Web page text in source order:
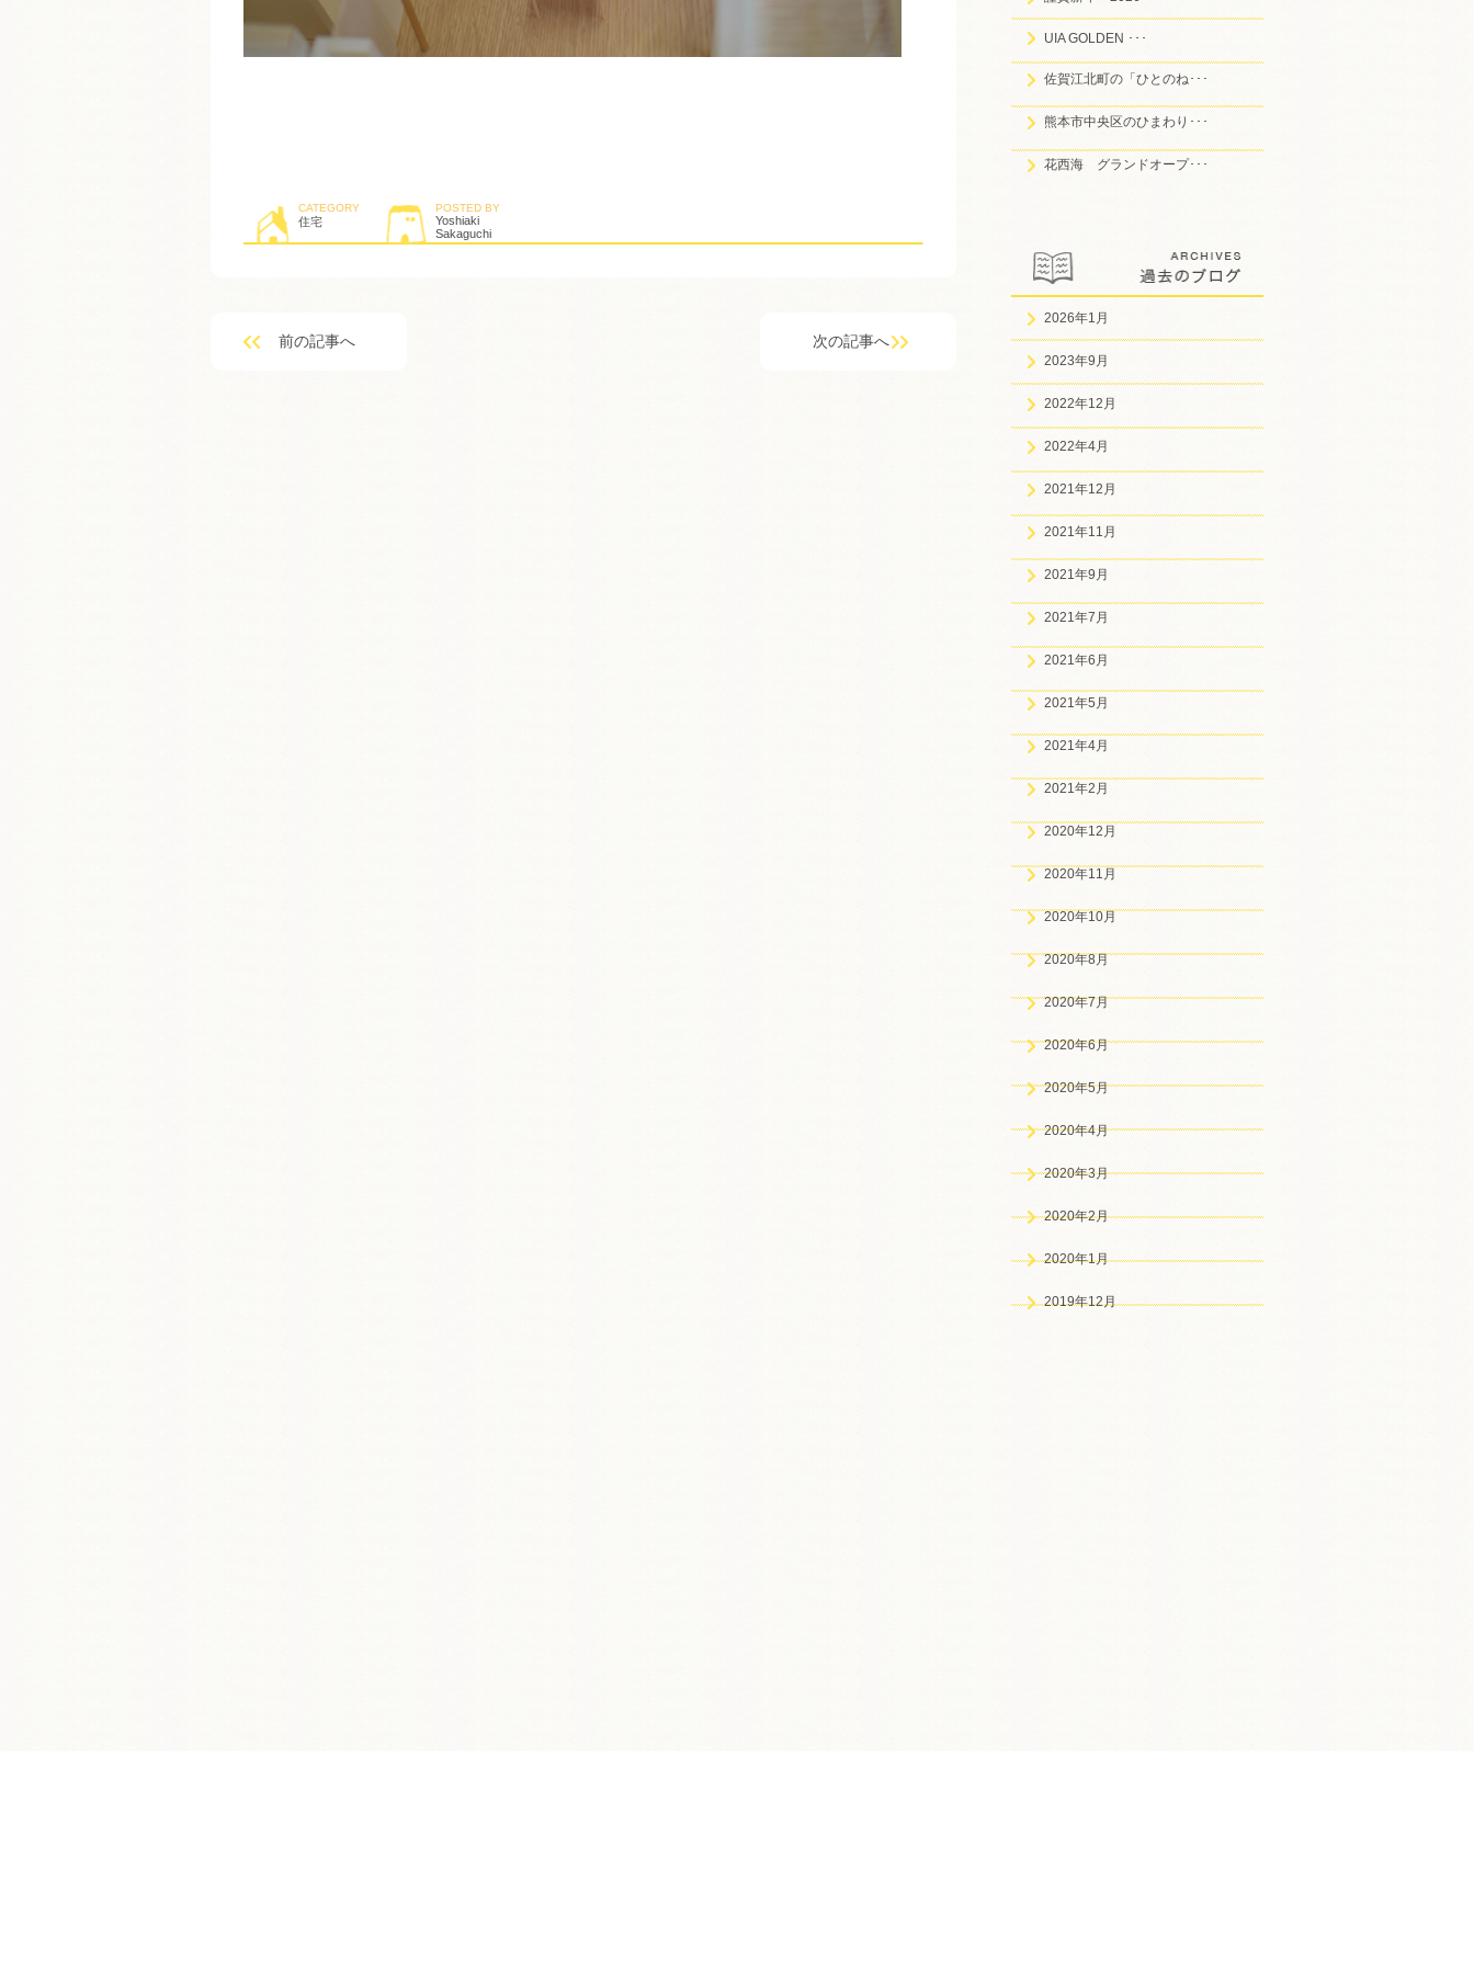
CATEGORY
住宅
POSTED BY
Yoshiaki
Sakaguchi
前の記事へ 次の記事へ
UIA GOLDEN ･･･
佐賀江北町の「ひとのね･･･
熊本市中央区のひまわり･･･
花西海 グランドオープ･･･
2026年1月
2023年9月
2022年12月
2022年4月
2021年12月
2021年11月
2021年9月
2021年7月
2021年6月
2021年5月
2021年4月
2021年2月
2020年12月
2020年11月
2020年10月
2020年8月
2020年7月
2020年6月
2020年5月
2020年4月
2020年3月
2020年2月
2020年1月
2019年12月